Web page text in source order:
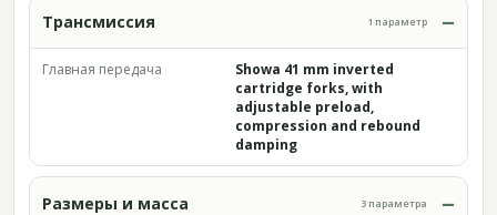
Трансмиссия 1 параметр
Главная передача
Showa 41 mm inverted
cartridge forks, with
adjustable preload,
compression and rebound
damping
Размеры и масса 3 параметра